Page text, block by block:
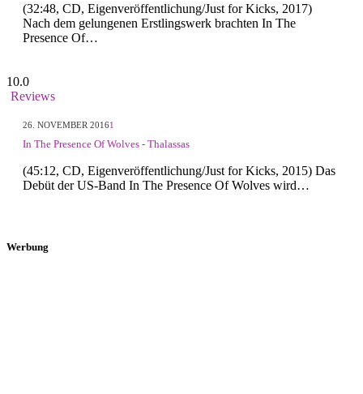
(32:48, CD, Eigenveröffentlichung/Just for Kicks, 2017)
Nach dem gelungenen Erstlingswerk brachten In The
Presence Of…
10.0
Reviews
26. NOVEMBER 20161
In The Presence Of Wolves - Thalassas
(45:12, CD, Eigenveröffentlichung/Just for Kicks, 2015) Das
Debüt der US-Band In The Presence Of Wolves wird…
Werbung